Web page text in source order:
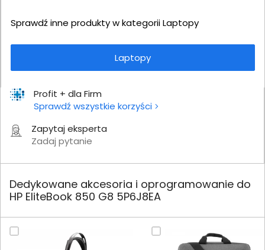
Profit + dla Firm
Sprawdź wszystkie korzyści
Zapytaj eksperta
Zadaj pytanie
Sprawdź inne produkty w kategorii Laptopy
Laptopy
Dedykowane akcesoria i oprogramowanie do
HP EliteBook 850 G8 5P6J8EA